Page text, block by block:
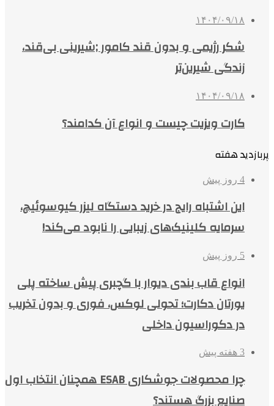
۱۴۰۴/۰۹/۱۸
شکر رژیمی و بدون قند کامور ;شیرینی بی‌قند،
زندگی شیرین‌تر
۱۴۰۴/۰۹/۱۸
کارت ویزیت چیست و انواع آن کدامند؟
پربازدید هفته
4 روز پیش
این اشتباه رایج در خرید دستگاه لیزر کیوسوئیچ،
سرمایه کلینیک‌های زیبایی را نابود می‌کند!
5 روز پیش
انواع قاب بندی دیوار با گچبری پیش ساخته پلی
یورتان دکارت؛ تحولی لوکس، فوری و بدون تخریب
در دکوراسیون داخلی
3 هفته پیش
چرا محصولات جوشکاری ESAB همچنان انتخاب اول
صنایع بزرگ هستند؟